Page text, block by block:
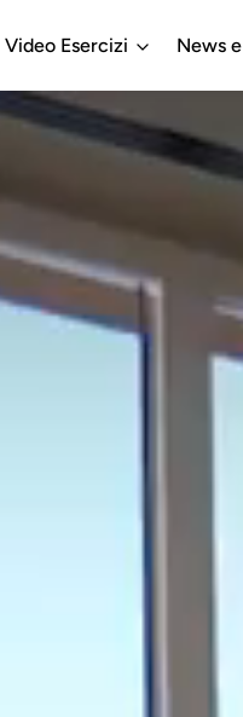
Video Esercizi News